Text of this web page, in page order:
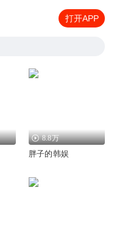
打开APP
8.8万
胖子的韩娱